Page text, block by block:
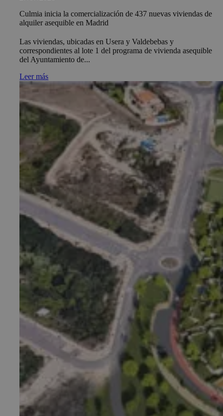
Culmia inicia la comercialización de 437 nuevas viviendas de
alquiler asequible en Madrid
Las viviendas, ubicadas en Usera y Valdebebas y
correspondientes al lote 1 del programa de vivienda asequible
del Ayuntamiento de...
Leer más